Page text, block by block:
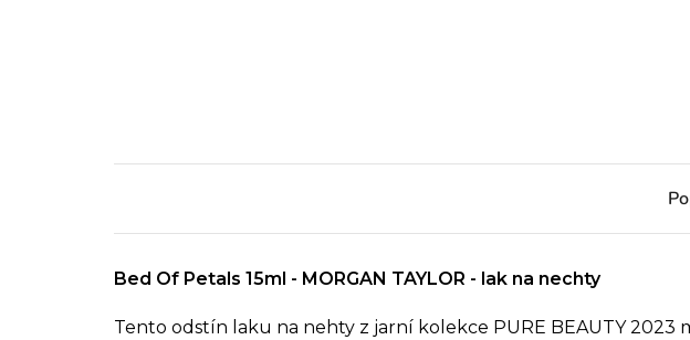
Bed Of Petals 15ml - MORGAN TAYLOR - lak na nechty
Tento odstín laku na nehty z jarní kolekce PURE BEAUTY 2023